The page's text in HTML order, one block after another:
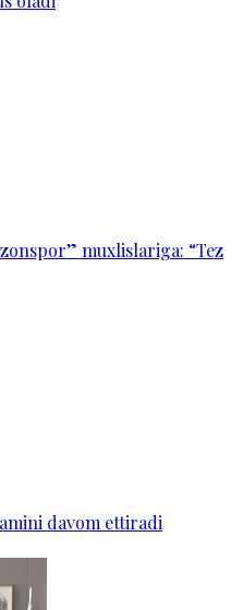
muxlislariga: “Tez
davom ettiradi